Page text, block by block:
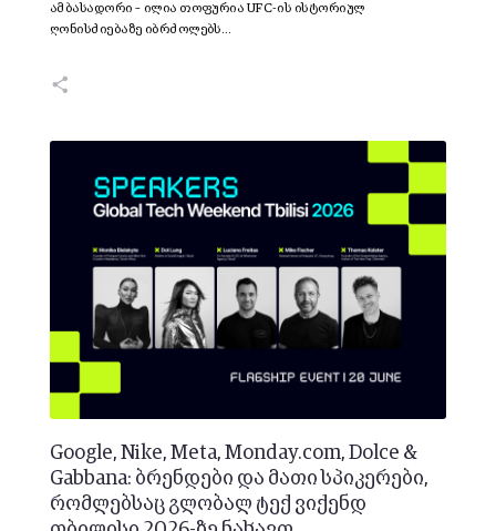
ამბასადორი – ილია თოფურია UFC-ის ისტორიულ
ღონისძიებაზე იბრძოლებს…
Google, Nike, Meta, Monday.com, Dolce &
Gabbana: ბრენდები და მათი სპიკერები,
რომლებსაც გლობალ ტექ ვიქენდ